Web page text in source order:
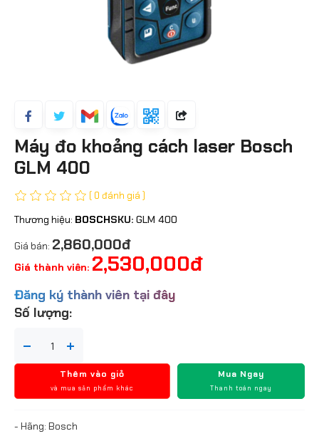
Máy đo khoảng cách laser Bosch
GLM 400
( 0 đánh giá )
Thương hiệu: BOSCHSKU: GLM 400
Giá bán: 2,860,000đ
Giá thành viên: 2,530,000đ
Đăng ký thành viên tại đây
Số lượng:
Thêm vào giỏ
và mua sản phẩm khác
Mua Ngay
Thanh toán ngay
- Hãng: Bosch